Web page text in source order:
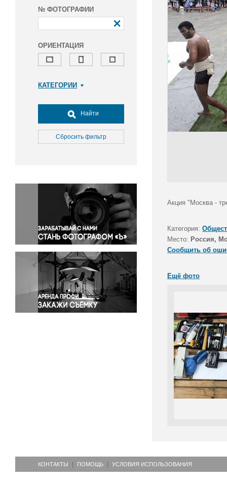
№ ФОТОГРАФИИ
ОРИЕНТАЦИЯ
КАТЕГОРИИ
Досуг, туризм и отдых
Культура
Медицина
Окружающая среда
Политика
Правосудие
Происшествия и конфликты
Религия
Светская жизнь
Спорт
Экология
Экономика и бизнес
Найти
Сбросить фильтр
Акция "Москва -
Категория:
Место: Россия,
Сообщить об
Ещё фото
КОНТАКТЫ ПОМОЩЬ УСЛОВИЯ ИСПОЛЬЗОВАНИЯ